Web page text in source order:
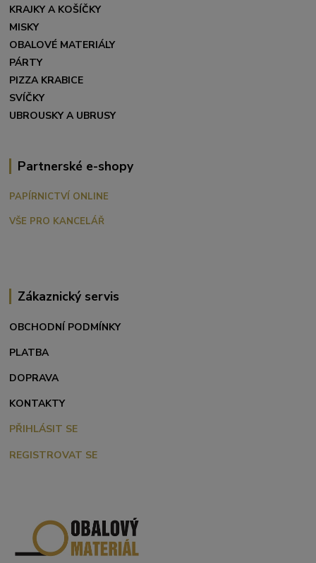
KRAJKY A KOŠÍČKY
MISKY
OBALOVÉ MATERIÁLY
PÁRTY
PIZZA KRABICE
SVÍČKY
UBROUSKY A UBRUSY
Partnerské e-shopy
PAPÍRNICTVÍ ONLINE
VŠE PRO KANCELÁŘ
Zákaznický servis
OBCHODNÍ PODMÍNKY
PLATBA
DOPRAVA
KONTAKTY
PŘIHLÁSIT SE
REGISTROVAT SE